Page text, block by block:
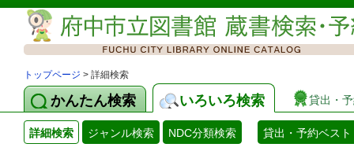
トップページ > 詳細検索
かんたん検索 いろいろ検索 貸出・
詳細検索 ジャンル検索 NDC分類検索 貸出・予約ベスト